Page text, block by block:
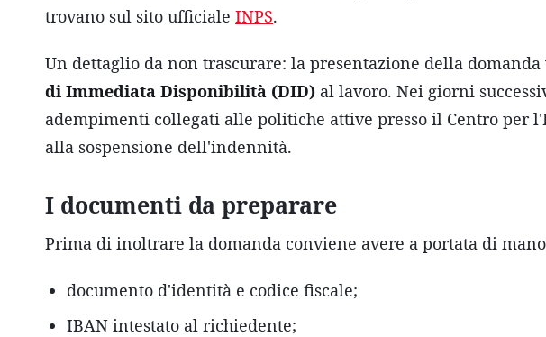
trovano sul sito ufficiale INPS.
Un dettaglio da non trascurare: la presentazione della domanda
di Immediata Disponibilità (DID) al lavoro. Nei giorni
adempimenti collegati alle politiche attive presso il Centro per
alla sospensione dell'indennità.
I documenti da preparare
Prima di inoltrare la domanda conviene avere a portata di
documento d'identità e codice fiscale;
IBAN intestato al richiedente;